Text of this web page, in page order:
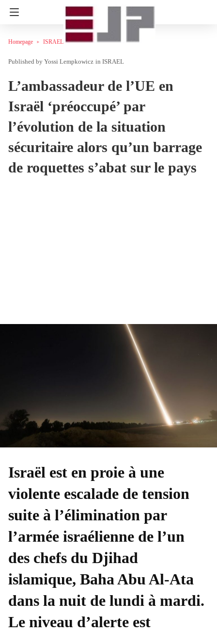
Homepage ISRAEL
Yossi Lempkowicz in ISRAEL
L’ambassadeur de l’UE en
Israël ‘préoccupé’ par
l’évolution de la situation
sécuritaire alors qu’un barrage
de roquettes s’abat sur le pays
Israël est en proie à une
violente escalade de tension
suite à l’élimination par
l’armée israélienne de l’un
des chefs du Djihad
islamique, Baha Abu Al-Ata
dans la nuit de lundi à mardi.
Le niveau d’alerte est